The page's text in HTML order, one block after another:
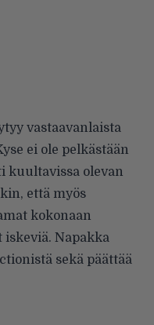
vastaavanlaista
ei ole pelkästään
kuultavissa olevan
että myös
kokonaan
iskeviä. Napakka
sekä päättää